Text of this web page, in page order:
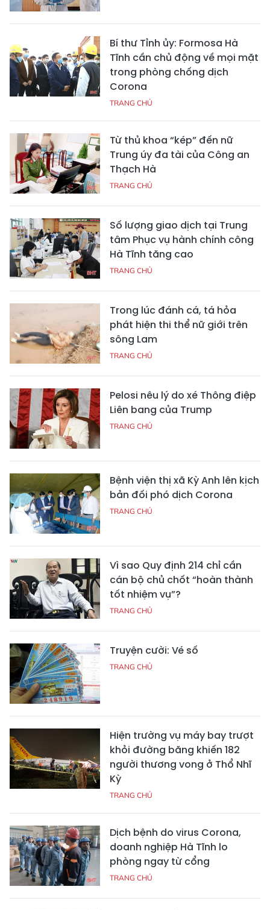
Bí thư Tỉnh ủy: Formosa Hà
Tĩnh cần chủ động về mọi mặt
trong phòng chống dịch
Corona
TRANG CHỦ
Từ thủ khoa “kép” đến nữ
Trung úy đa tài của Công an
Thạch Hà
TRANG CHỦ
Số lượng giao dịch tại Trung
tâm Phục vụ hành chính công
Hà Tĩnh tăng cao
TRANG CHỦ
Trong lúc đánh cá, tá hỏa
phát hiện thi thể nữ giới trên
sông Lam
TRANG CHỦ
Pelosi nêu lý do xé Thông điệp
Liên bang của Trump
TRANG CHỦ
Bệnh viện thị xã Kỳ Anh lên kịch
bản đối phó dịch Corona
TRANG CHỦ
Vì sao Quy định 214 chỉ cần
cán bộ chủ chốt “hoàn thành
tốt nhiệm vụ”?
TRANG CHỦ
Truyện cười: Vé số
TRANG CHỦ
Hiện trường vụ máy bay trượt
khỏi đường băng khiến 182
người thương vong ở Thổ Nhĩ
Kỳ
TRANG CHỦ
Dịch bệnh do virus Corona,
doanh nghiệp Hà Tĩnh lo
phòng ngay từ cổng
TRANG CHỦ